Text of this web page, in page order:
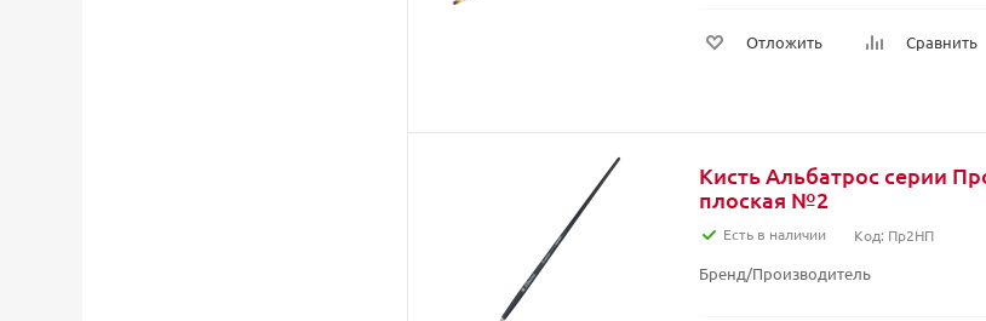
Отложить Сравнить
Кисть Альбатрос серии
плоская №2
Есть в наличии Код: Пр2НП
Бренд/Производитель